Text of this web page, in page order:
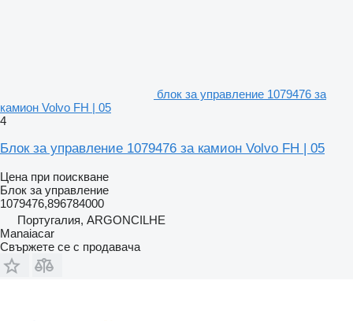
блок за управление 1079476 за
камион Volvo FH | 05
4
Блок за управление 1079476 за камион Volvo FH | 05
Цена при поискване
Блок за управление
1079476,896784000
Португалия, ARGONCILHE
Manaiacar
Свържете се с продавача